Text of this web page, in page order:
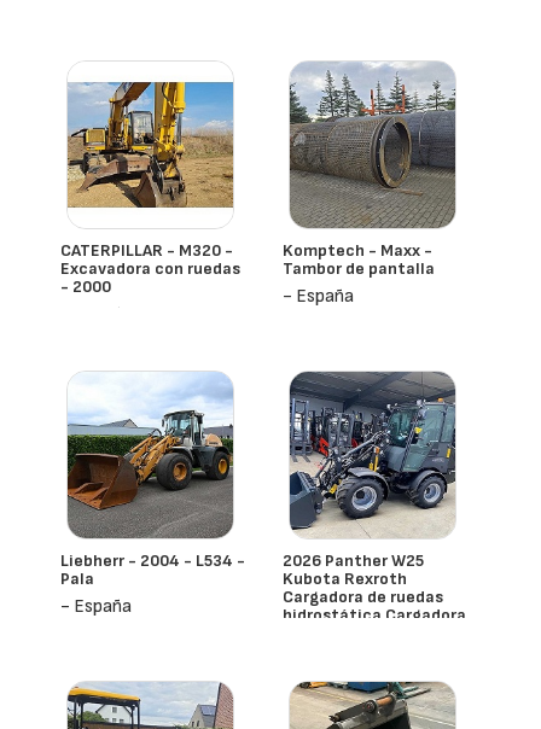
CATERPILLAR - M320 -
Excavadora con ruedas
- 2000
- España
Komptech - Maxx -
Tambor de pantalla
- España
Liebherr - 2004 - L534 -
Pala
- España
2026 Panther W25
Kubota Rexroth
Cargadora de ruedas
hidrostática Cargadora
- España